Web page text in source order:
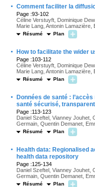
· Comment faciliter la
Page :93-102
Céline Verstuyft, Dominique
Marie Lang, Antonin
Résumé Plan
· How to facilitate the wider
Page :103-112
Céline Verstuyft, Dominique
Marie Lang, Antonin
Résumé Plan
·
Données de santé :
santé sécurisé,
Page :113-123
Daniel Szeftel, Vianney Jouhet,
Germain, Quentin Demanet,
Résumé Plan
·
Health data: Regionalised
health data repository
Page :125-134
Daniel Szeftel, Vianney Jouhet,
Germain, Quentin Demanet,
Résumé Plan